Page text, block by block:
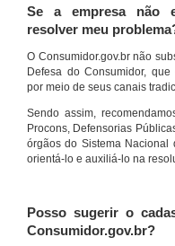
Se a empresa não
resolver meu
O Consumidor.gov.br não
Defesa do Consumidor,
por meio de seus canais
Sendo assim,
Procons, Defensorias
órgãos do Sistema Nacional
orientá-lo e auxiliá-lo na
Posso sugerir o
Consumidor.gov.br?